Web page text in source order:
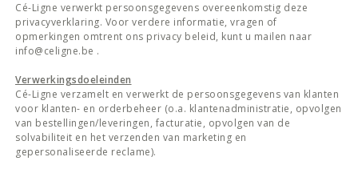
Cé-Ligne verwerkt persoonsgegevens overeenkomstig deze
privacyverklaring. Voor verdere informatie, vragen of
opmerkingen omtrent ons privacy beleid, kunt u mailen naar
info@celigne.be .
Verwerkingsdoeleinden
Cé-Ligne verzamelt en verwerkt de persoonsgegevens van klanten
voor klanten- en orderbeheer (o.a. klantenadministratie, opvolgen
van bestellingen/leveringen, facturatie, opvolgen van de
solvabiliteit en het verzenden van marketing en
gepersonaliseerde reclame).